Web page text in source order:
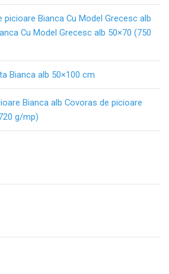
picioare Bianca Cu Model Grecesc alb
Cu Model Grecesc alb 50×70 (750
Bianca alb 50×100 cm
Bianca alb Covoras de picioare
g/mp)